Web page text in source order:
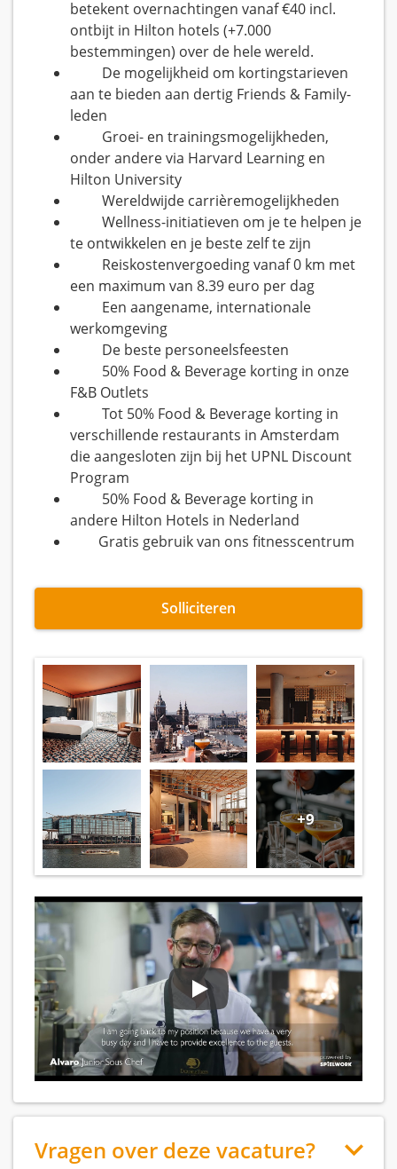
betekent overnachtingen vanaf €40 incl.
ontbijt in Hilton hotels (+7.000
bestemmingen) over de hele wereld.
De mogelijkheid om kortingstarieven
aan te bieden aan dertig Friends & Family-
leden
Groei- en trainingsmogelijkheden,
onder andere via Harvard Learning en
Hilton University
Wereldwijde carrièremogelijkheden
Wellness-initiatieven om je te helpen je
te ontwikkelen en je beste zelf te zijn
Reiskostenvergoeding vanaf 0 km met
een maximum van 8.39 euro per dag
Een aangename, internationale
werkomgeving
De beste personeelsfeesten
50% Food & Beverage korting in onze
F&B Outlets
Tot 50% Food & Beverage korting in
verschillende restaurants in Amsterdam
die aangesloten zijn bij het UPNL Discount
Program
50% Food & Beverage korting in
andere Hilton Hotels in Nederland
Gratis gebruik van ons fitnesscentrum
Solliciteren
+9
Vragen over deze vacature?